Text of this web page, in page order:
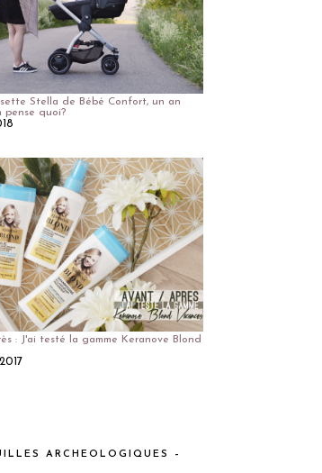
Stella de Bébé Confort, un an
pense quoi?
: J'ai testé la gamme Keranove Blond
ARCHEOLOGIQUES –